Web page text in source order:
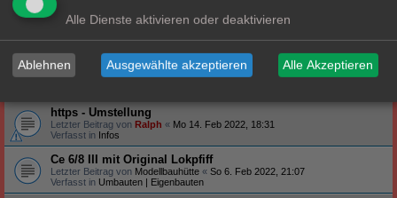
Arduino - habt ihr schon Erfahrung gemacht?
Verfasst inTechnik
S-Bahn Triebwagen ET171/EM171 - BR471/871
Letzter Beitrag vonHammonia«Sa 19. Feb 2022, 23:39
https - Umstellung
Letzter Beitrag von Ralph « Mo 14. Feb 2022, 18:31
Verfasst in Infos
Ce 6/8 III mit Original Lokpfiff
Letzter Beitrag von Modellbauhütte « So 6. Feb 2022, 21:07
Verfasst in Umbauten | Eigenbauten
Alle Dienste aktivieren oder deaktivieren
Ablehnen Ausgewählte akzeptieren Alle Akzeptieren